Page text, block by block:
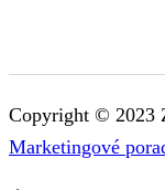
Copyright © 2023
Marketingové